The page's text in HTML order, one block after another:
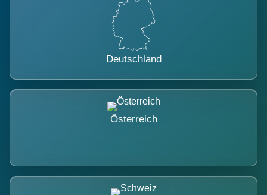
Deutschland
Österreich